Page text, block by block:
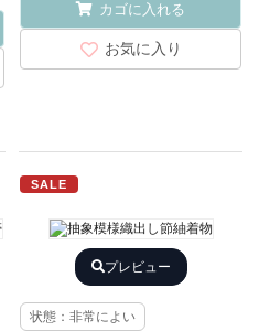
カゴに入れる
お気に入り
SALE
プレビュー
状態：非常によい